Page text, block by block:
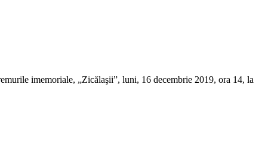
imemoriale, „Zicălaşii”, luni, 16 decembrie 2019, ora 14, la